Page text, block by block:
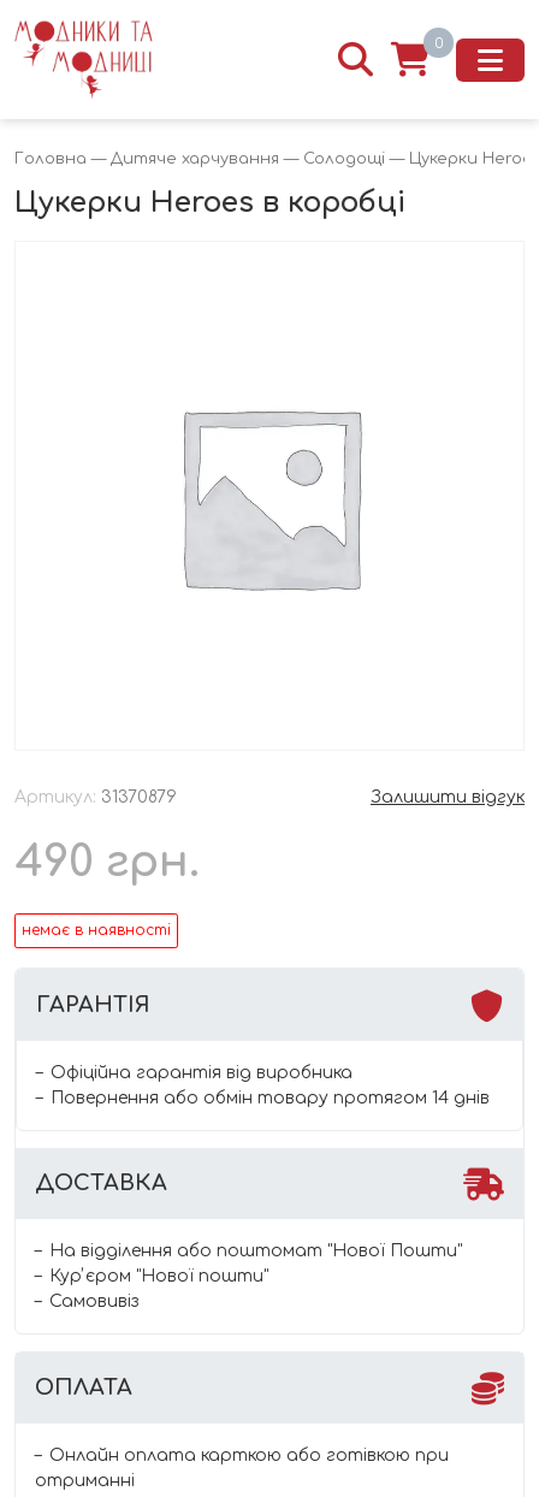
0
Головна — Дитяче харчування — Солодощі — Цукерки
Цукерки Heroes в коробці
Артикул: 31370879 Залишити відгук
490 грн.
немає в наявності
ГАРАНТІЯ
Офіційна гарантія від виробника
Повернення або обмін товару протягом 14 днів
ДОСТАВКА
На відділення або поштомат "Нової Пошти"
Курʼєром "Нової пошти"
Самовивіз
ОПЛАТА
Онлайн оплата карткою або готівкою при
отриманні